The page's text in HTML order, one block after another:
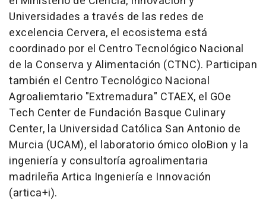
Universidades a través de las redes de
excelencia Cervera, el ecosistema está
coordinado por el Centro Tecnológico Nacional
de la Conserva y Alimentación (CTNC). Participan
también el Centro Tecnológico Nacional
Agroaliemtario "Extremadura" CTAEX, el GOe
Tech Center de Fundación Basque Culinary
Center, la Universidad Católica San Antonio de
Murcia (UCAM), el laboratorio ómico oloBion y la
ingeniería y consultoría agroalimentaria
madrileña Artica Ingeniería e Innovación
(artica+i).